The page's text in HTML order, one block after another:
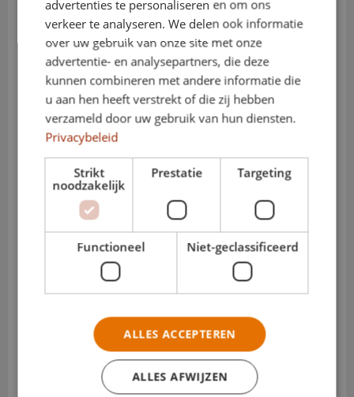
Kleur overig
Aantal 9
Aantal deuren 5
Trouwens/Marge BTW
Brandstof
Transmissie Automaat
2.310 kg
Actieradius 286 km
Lengte variant L2
Hoogte variant H1
Lengte laadruimte 283 cm
Hoogte laadruimte 139 cm
advertenties te personaliseren en om ons
verkeer te analyseren. We delen ook informatie
over uw gebruik van onze site met onze
advertentie- en analysepartners, die deze
kunnen combineren met andere informatie die
u aan hen heeft verstrekt of die zij hebben
verzameld door uw gebruik van hun diensten.
Privacybeleid
Strikt
noodzakelijk
Prestatie Targeting
Functioneel Niet-geclassificeerd
ALLES ACCEPTEREN
ALLES AFWIJZEN